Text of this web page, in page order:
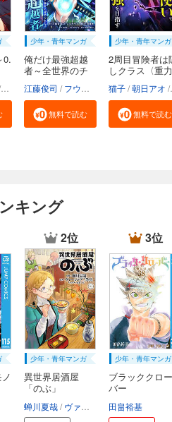
0.
3rd Ie Studio No.9
少年・青年マンガ
俺だけ最強超越
者～全世界のチ
江藤俊司 フウワイ 土田健太 3rd Ie
無料で読む
少年・青年マンガ
2周目冒険者は
しクラス〈重
猫子 朝日アオ
無料で読む
キング
2位
少年・青年マンガ
異世界居酒屋
「のぶ」
蝉川夏哉 ヴァージニア二等兵
3位
少年・青年マンガ
ブラッククロー
バー
田畠裕基